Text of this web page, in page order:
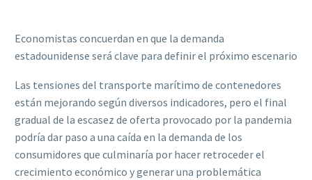
Economistas concuerdan en que la demanda
estadounidense será clave para definir el próximo escenario
Las tensiones del transporte marítimo de contenedores
están mejorando según diversos indicadores, pero el final
gradual de la escasez de oferta provocado por la pandemia
podría dar paso a una caída en la demanda de los
consumidores que culminaría por hacer retroceder el
crecimiento económico y generar una problemática